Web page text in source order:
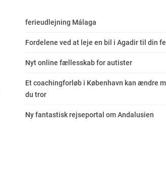
ferieudlejning Málaga
Fordelene ved at leje en bil i Agadir til din
Nyt online fællesskab for autister
Et coachingforløb i København kan ændre
du tror
Ny fantastisk rejseportal om Andalusien